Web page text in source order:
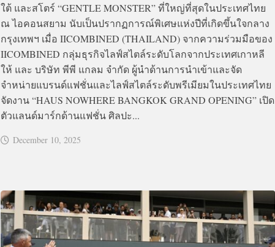
ใต้ และสโตร์ “GENTLE MONSTER” ที่ใหญ่ที่สุดในประเทศไทย
ณ ไอคอนสยาม นับเป็นปรากฏการณ์พิเศษแห่งปีที่เกิดขึ้นใจกลาง
กรุงเทพฯ เมื่อ IICOMBINED (THAILAND) จากความร่วมมือของ
IICOMBINED กลุ่มธุรกิจไลฟ์สไตล์ระดับโลกจากประเทศเกาหลี
ให้ และ บริษัท พีพี แกลม จำกัด ผู้นำด้านการนำเข้าและจัด
จำหน่ายแบรนด์แฟชั่นและไลฟ์สไตล์ระดับพรีเมียมในประเทศไทย
จัดงาน “HAUS NOWHERE BANGKOK GRAND OPENING” เปิด
ตัวแลนด์มาร์กด้านแฟชั่น ศิลปะ...
December 10, 2025